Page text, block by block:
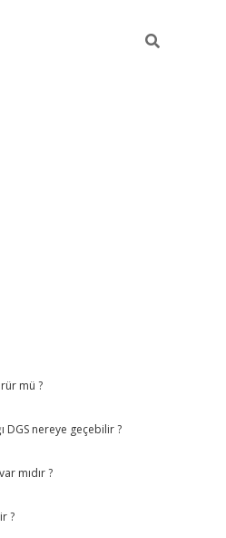
mü ?
DGS nereye geçebilir ?
mıdır ?
?